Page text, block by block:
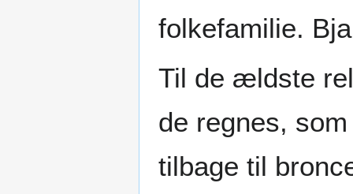
folkefamilie.
Til de ældste
de regnes,
tilbage til